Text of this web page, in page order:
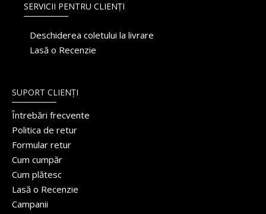
SERVICII PENTRU CLIENȚI
Deschiderea coletului la livrare
Lasă o Recenzie
SUPORT CLIENȚI
Întrebări frecvente
Politica de retur
Formular retur
Cum cumpăr
Cum plătesc
Lasă o Recenzie
Campanii